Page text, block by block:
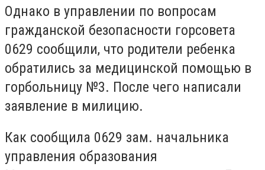
Однако в управлении по вопросам
гражданской безопасности горсовета
0629 сообщили, что родители ребенка
обратились за медицинской помощью в
горбольницу №3. После чего написали
заявление в милицию.
Как сообщила 0629 зам. начальника
управления образования